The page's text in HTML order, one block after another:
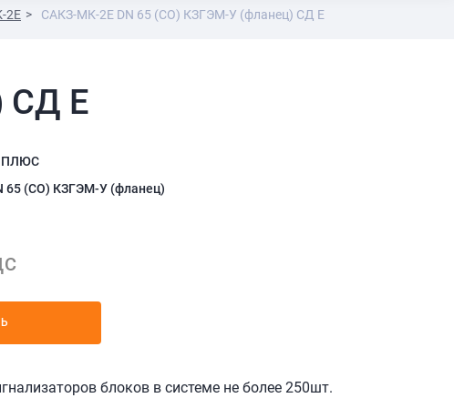
2Е САКЗ-МК-2Е DN 65 (СО) КЗГЭМ-У (фланец) СД Е
СД Е
ПЛЮС
65 (СО) КЗГЭМ-У (фланец)
блоков в системе не более 250шт.